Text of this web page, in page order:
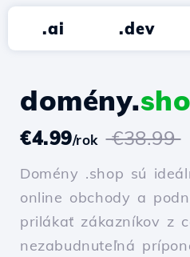
.ai .dev
domény.
€4.99/rok €38.99
Domény .shop sú
online obchody a
prilákať zákazníkov z
nezabudnuteľná